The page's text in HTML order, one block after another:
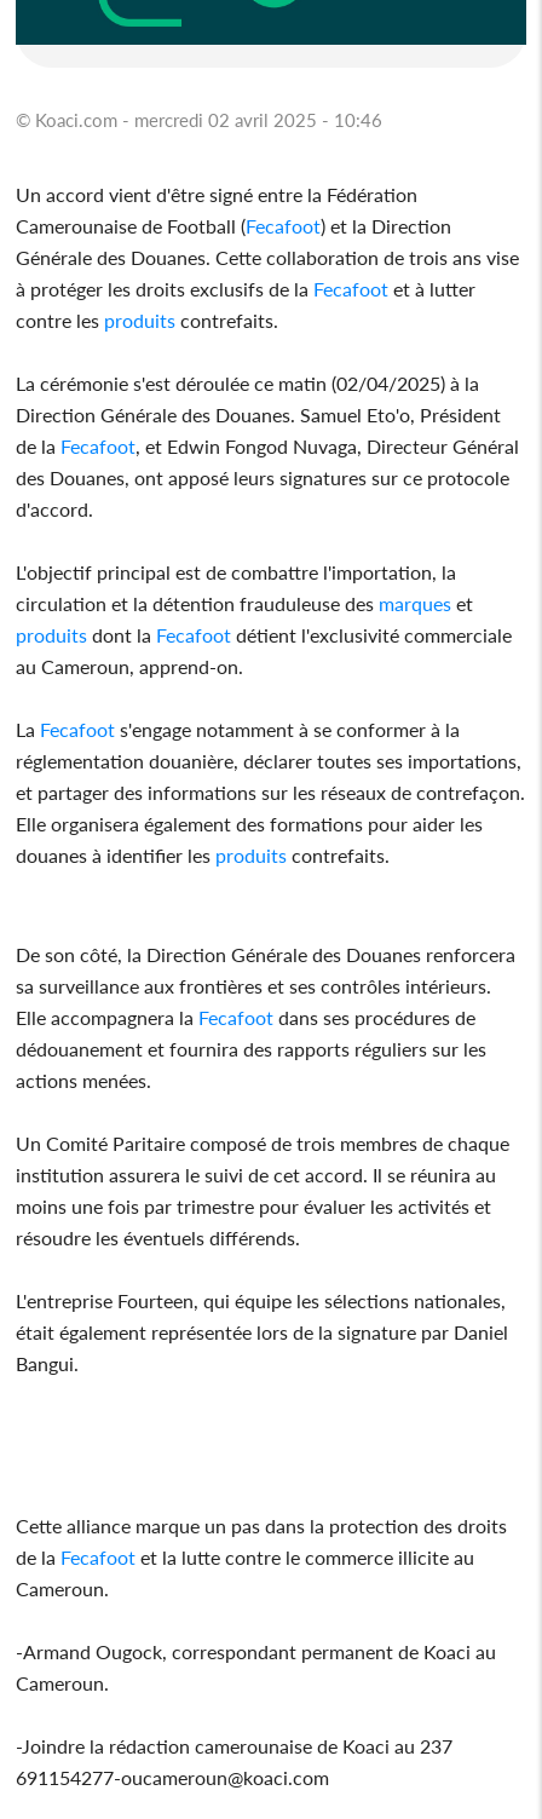
© Koaci.com - mercredi 02 avril 2025 - 10:46
Un accord vient d'être signé entre la Fédération
Camerounaise de Football (Fecafoot) et la Direction
Générale des Douanes. Cette collaboration de trois ans vise
à protéger les droits exclusifs de la Fecafoot et à lutter
contre les produits contrefaits.
La cérémonie s'est déroulée ce matin (02/04/2025) à la
Direction Générale des Douanes. Samuel Eto'o, Président
de la Fecafoot , et Edwin Fongod Nuvaga, Directeur Général
des Douanes, ont apposé leurs signatures sur ce protocole
d'accord.
L'objectif principal est de combattre l'importation, la
circulation et la détention frauduleuse des marques et
produits dont la Fecafoot détient l'exclusivité commerciale
au Cameroun, apprend-on.
La Fecafoot s'engage notamment à se conformer à la
réglementation douanière, déclarer toutes ses importations,
et partager des informations sur les réseaux de contrefaçon.
Elle organisera également des formations pour aider les
douanes à identifier les produits contrefaits.
De son côté, la Direction Générale des Douanes renforcera
sa surveillance aux frontières et ses contrôles intérieurs.
Elle accompagnera la Fecafoot dans ses procédures de
dédouanement et fournira des rapports réguliers sur les
actions menées.
Un Comité Paritaire composé de trois membres de chaque
institution assurera le suivi de cet accord. Il se réunira au
moins une fois par trimestre pour évaluer les activités et
résoudre les éventuels différends.
L'entreprise Fourteen, qui équipe les sélections nationales,
était également représentée lors de la signature par Daniel
Bangui.
Cette alliance marque un pas dans la protection des droits
de la Fecafoot et la lutte contre le commerce illicite au
Cameroun.
-Armand Ougock, correspondant permanent de Koaci au
Cameroun.
-Joindre la rédaction camerounaise de Koaci au 237
691154277-oucameroun@koaci.com